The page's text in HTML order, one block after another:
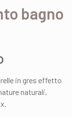
bagno
in gres effetto
naturali,